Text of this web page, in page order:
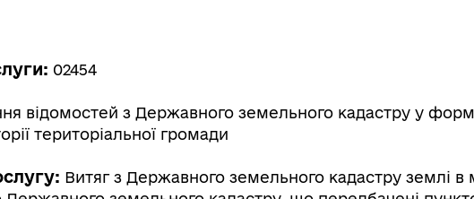
02454
відомостей з Державного земельного кадастру у
територіальної громади
Витяг з Державного земельного кадастру землі в